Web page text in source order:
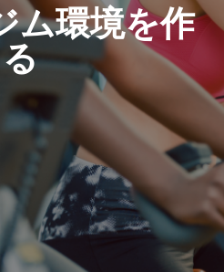
ム環境を作
る